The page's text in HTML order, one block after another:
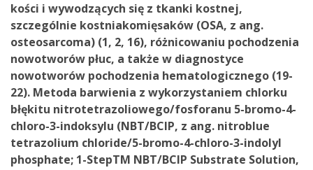
kości i wywodzących się z tkanki kostnej,
szczególnie kostniakomięsaków (OSA, z ang.
osteosarcoma) (1, 2, 16), różnicowaniu pochodzenia
nowotworów płuc, a także w diagnostyce
nowotworów pochodzenia hematologicznego (19-
22). Metoda barwienia z wykorzystaniem chlorku
błękitu nitrotetrazoliowego/fosforanu 5-bromo-4-
chloro-3-indoksylu (NBT/BCIP, z ang. nitroblue
tetrazolium chloride/5-bromo-4-chloro-3-indolyl
phosphate; 1-StepTM NBT/BCIP Substrate Solution,